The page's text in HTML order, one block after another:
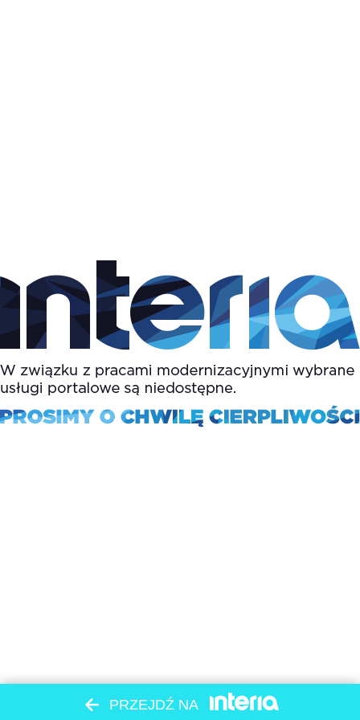
PRZEJDŹ NA